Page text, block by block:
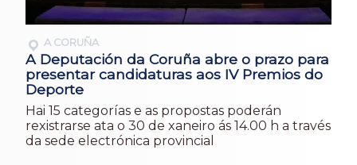
A CORUÑA
A Deputación da Coruña abre o prazo para
presentar candidaturas aos IV Premios do
Deporte
Hai 15 categorías e as propostas poderán
rexistrarse ata o 30 de xaneiro ás 14.00 h a través
da sede electrónica provincial